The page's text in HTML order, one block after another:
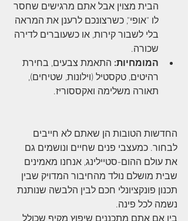
הבית מצוין אבל אתם מרגישים שחסר
לו "אופי", כשרצונכם לרענן את המראה
בלי לשבור קירות, או כשעוברים לדירה
שכורה.
המומחיות: התאמת צבעים, בחירת
רהיטים, טקסטיל (וילונות, שטיחים),
תאורה משלימה ואקססוריז.
החדשות הטובות הן שאתם לא חייבים
לבחור. כמעצבי פנים שחיים ונושמים גם
את עולם ההום-סטיילינג, אנחנו מאמינים
שבית מושלם נולד מהחיבור המדויק שבין
תכנון פונקציונלי חכם לבין הלבשה שנותנת
נשמה לכל פינה.